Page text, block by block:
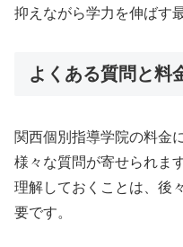
抑えながら学力を伸ばす
よくある質問と料
関西個別指導学院の料金
様々な質問が寄せられま
理解しておくことは、後
要です。